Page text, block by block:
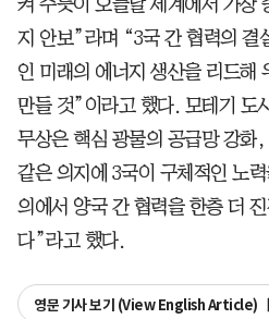
켜 주듯이 오늘날 세계에서 가장
지 안보”라며 “3국 간 협력의 결
인 미래의 에너지 생산을 리드해
만들 것”이라고 했다. 모테기 도
무상은 핵심 광물의 공급망 강화
같은 의지에 3국이 구체적인 노
의에서 양국 간 협력을 한층 더
다”라고 했다.
영문 기사 보기 (View English Article)